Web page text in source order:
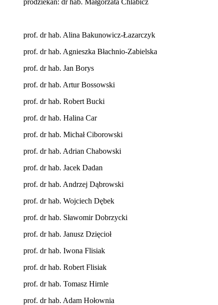
prof. dr hab. Alina Bakunowicz-Łazarczyk
prof. dr hab. Agnieszka Błachnio-Zabielska
prof. dr hab. Jan Borys
prof. dr hab. Artur Bossowski
prof. dr hab. Robert Bucki
prof. dr hab. Halina Car
prof. dr hab. Michał Ciborowski
prof. dr hab. Adrian Chabowski
prof. dr hab. Jacek Dadan
prof. dr hab. Andrzej Dąbrowski
prof. dr hab. Wojciech Dębek
prof. dr hab. Sławomir Dobrzycki
prof. dr hab. Janusz Dzięcioł
prof. dr hab. Iwona Flisiak
prof. dr hab. Robert Flisiak
prof. dr hab. Tomasz Hirnle
prof. dr hab. Adam Hołownia